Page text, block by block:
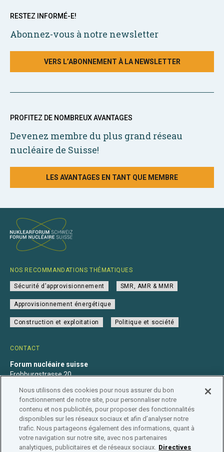
RESTEZ INFORMÉ-E!
Abonnez-vous à notre newsletter
VERS L’ABONNEMENT À LA NEWSLETTER
PROFITEZ DE NOMBREUX AVANTAGES
Devenez membre du plus grand réseau
nucléaire de Suisse!
LES AVANTAGES EN TANT QUE MEMBRE
CONTACT
Forum nucléaire suisse
Frohburgstrasse 20
+41 31 560 36 50
info@nuklearforum.ch
NOS RECOMMANDATIONS THÉMATIQUES
Sécurité d’approvisionnement SMR, AMR & MMR
Approvisionnement énergétique
Construction et exploitation Politique et société
Nous utilisons des cookies pour nous assurer du bon
fonctionnement de notre site, pour personnaliser notre
contenu et nos publicités, pour proposer des fonctionnalités
disponibles sur les réseaux sociaux et afin d’analyser notre
trafic. Nous partageons également des informations, quant à
votre navigation sur notre site, avec nos partenaires
analytiques, publicitaires et de réseaux sociaux. Directives